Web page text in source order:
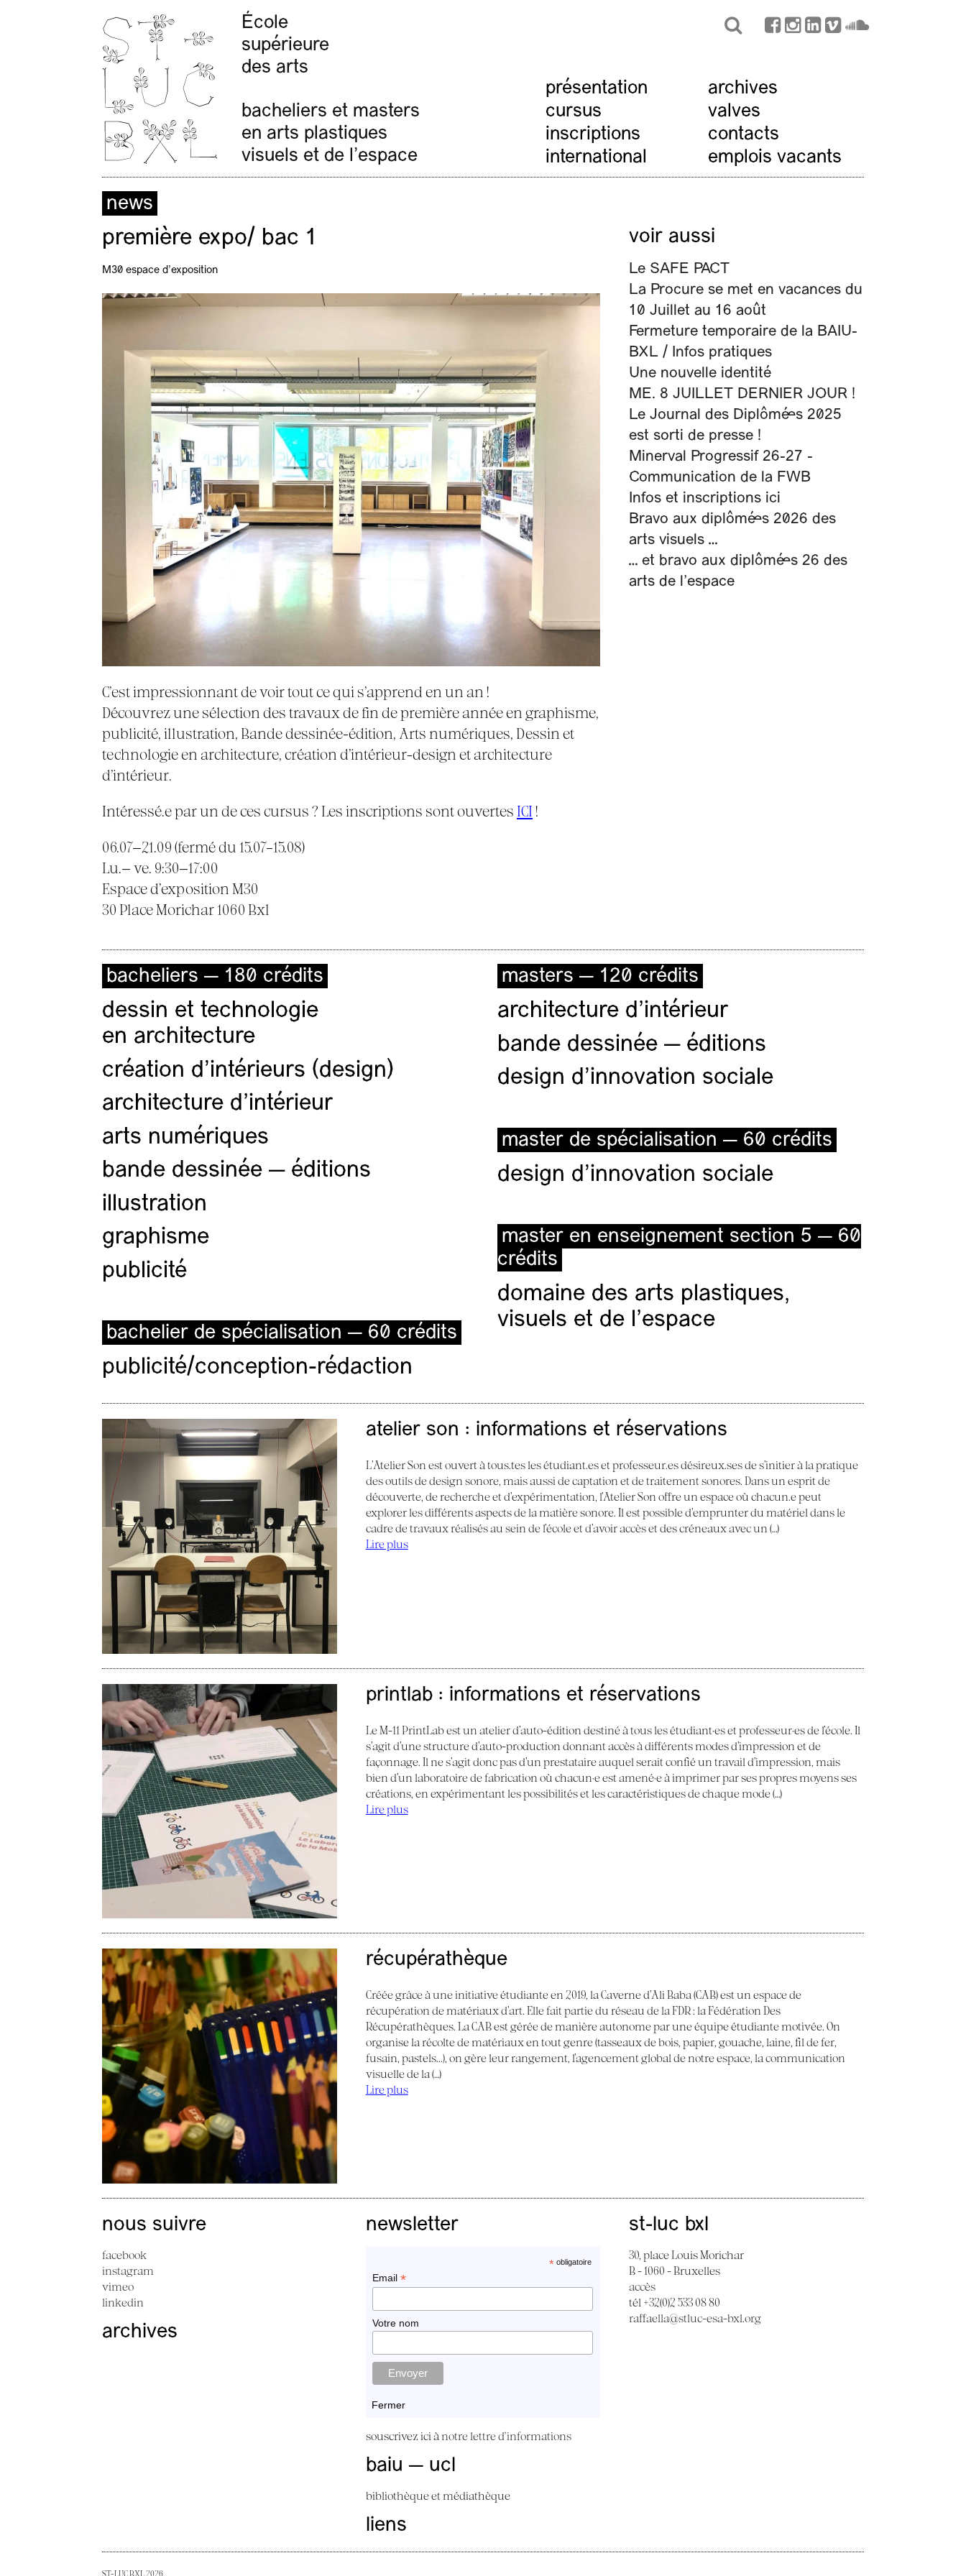
École
supérieure
des arts
bacheliers et masters
en arts plastiques
visuels et de l'espace
présentation
cursus
inscriptions
international
archives
valves
contacts
emplois vacants
news
première expo/ bac 1
M30 espace d’exposition
C’est impressionnant de voir tout ce qui s’apprend en un an !
Découvrez une sélection des travaux de fin de première année en graphisme,
publicité, illustration, Bande dessinée-édition, Arts numériques, Dessin et
technologie en architecture, création d’intérieur-design et architecture
d’intérieur.
Intéressé.e par un de ces cursus ? Les inscriptions sont ouvertes ICI !
06.07—21.09 (fermé du 15.07–15.08)
Lu.— ve. 9:30—17:00
Espace d’exposition M30
30 Place Morichar 1060 Bxl
voir aussi
Le SAFE PACT
La Procure se met en vacances du
10 Juillet au 16 août
Fermeture temporaire de la BAIU-
BXL / Infos pratiques
Une nouvelle identité
ME. 8 JUILLET DERNIER JOUR !
Le Journal des Diplômé·es 2025
est sorti de presse !
Minerval Progressif 26-27 -
Communication de la FWB
Infos et inscriptions ici
Bravo aux diplômé·es 2026 des
arts visuels …
… et bravo aux diplômé·es 26 des
arts de l’espace
bacheliers — 180 crédits
dessin et technologie
en architecture
création d'intérieurs (design)
architecture d’intérieur
arts numériques
bande dessinée — éditions
illustration
graphisme
publicité
bachelier de spécialisation — 60 crédits
publicité/conception-rédaction
masters — 120 crédits
architecture d’intérieur
bande dessinée — éditions
design d'innovation sociale
master de spécialisation — 60 crédits
design d'innovation sociale
master en enseignement section 5 — 60
crédits
domaine des arts plastiques,
visuels et de l’espace
atelier son : informations et réservations
L’Atelier Son est ouvert à tous.tes les étudiant.es et professeur.es désireux.ses de s’initier à la pratique
des outils de design sonore, mais aussi de captation et de traitement sonores. Dans un esprit de
découverte, de recherche et d’expérimentation, l’Atelier Son offre un espace où chacun.e peut
explorer les différents aspects de la matière sonore. Il est possible d’emprunter du matériel dans le
cadre de travaux réalisés au sein de l’école et d’avoir accès et des créneaux avec un (…)
Lire plus
printlab : informations et réservations
Le M-11 PrintLab est un atelier d’auto-édition destiné à tous les étudiant·es et professeur·es de l’école. Il
s’agit d’une structure d’auto-production donnant accès à différents modes d’impression et de
façonnage. Il ne s’agit donc pas d’un prestataire auquel serait confié un travail d’impression, mais
bien d’un laboratoire de fabrication où chacun·e est amené·e à imprimer par ses propres moyens ses
créations, en expérimentant les possibilités et les caractéristiques de chaque mode (…)
Lire plus
récupérathèque
Créée grâce à une initiative étudiante en 2019, la Caverne d’Ali Baba (CAB) est un espace de
récupération de matériaux d’art. Elle fait partie du réseau de la FDR : la Fédération Des
Récupérathèques. La CAB est gérée de manière autonome par une équipe étudiante motivée. On
organise la récolte de matériaux en tout genre (tasseaux de bois, papier, gouache, laine, fil de fer,
fusain, pastels...), on gère leur rangement, l’agencement global de notre espace, la communication
visuelle de la (…)
Lire plus
nous suivre
facebook
instagram
vimeo
linkedin
archives
newsletter
*obligatoire
Email*
Votre nom
Fermer
souscrivez ici à notre lettre d'informations
baiu — ucl
bibliothèque et médiathèque
liens
st-luc bxl
30, place Louis Morichar
B - 1060 - Bruxelles
accès
tél +32(0)2 533 08 80
raffaella@stluc-esa-bxl.org
ST-LUC BXL 2026